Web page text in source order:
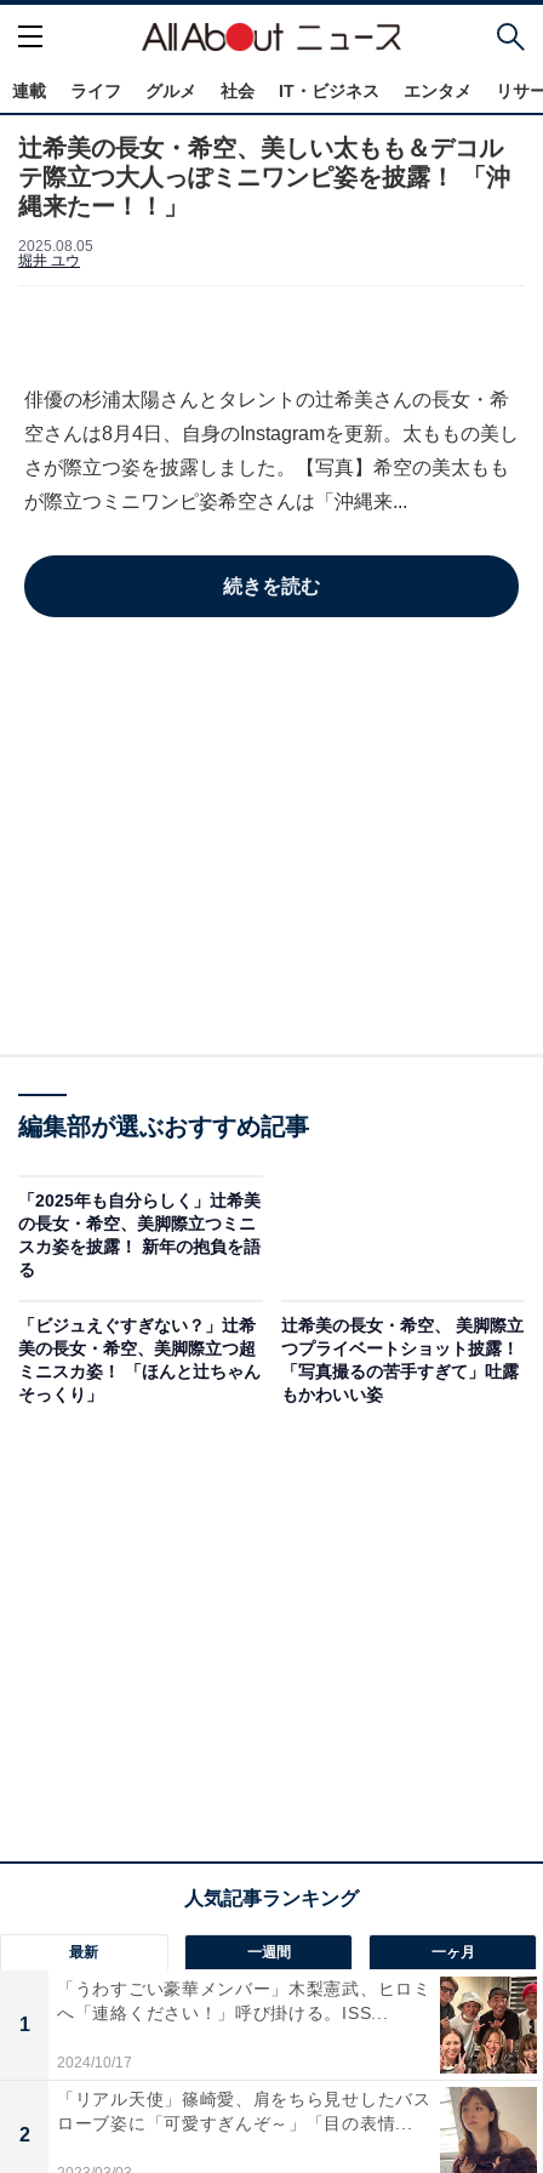
連載 ライフ グルメ 社会 IT・ビジネス エンタメ リサ
辻希美の長女・希空、美しい太もも＆デコル
テ際立つ大人っぽミニワンピ姿を披露！ 「沖
縄来たー！！」
2025.08.05
堀井 ユウ
俳優の杉浦太陽さんとタレントの辻希美さんの長女・希
空さんは8月4日、自身のInstagramを更新。太ももの美し
さが際立つ姿を披露しました。【写真】希空の美太もも
が際立つミニワンピ姿希空さんは「沖縄来...
続きを読む
編集部が選ぶおすすめ記事
「2025年も自分らしく」辻希美
の長女・希空、美脚際立つミニ
スカ姿を披露！ 新年の抱負を語
る
「ビジュえぐすぎない？」辻希
美の長女・希空、美脚際立つ超
ミニスカ姿！ 「ほんと辻ちゃん
そっくり」
辻希美の長女・希空、 美脚際立
つプライベートショット披露！
「写真撮るの苦手すぎて」吐露
もかわいい姿
最新 一週間 一ヶ月
1
「うわすごい豪華メンバー」木梨憲武、ヒロミ
へ「連絡ください！」呼び掛ける。ISS...
2024/10/17
2
「リアル天使」篠崎愛、肩をちら見せしたバス
ローブ姿に「可愛すぎんぞ～」「目の表情...